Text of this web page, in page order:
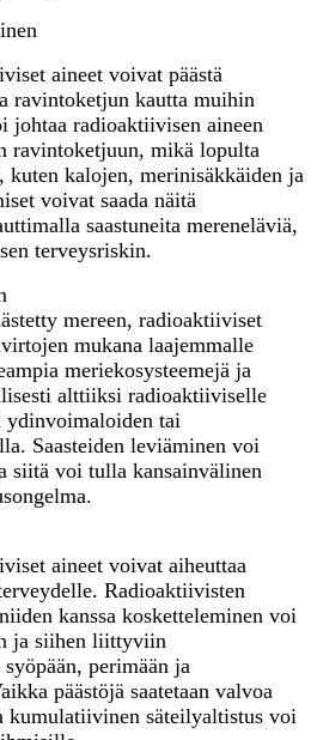
aineet voivat päästä
ravintoketjun kautta muihin
johtaa radioaktiivisen aineen
ravintoketjuun, mikä lopulta
kuten kalojen, merinisäkkäiden ja
voivat saada näitä
saastuneita mereneläviä,
terveysriskin.
mereen, radioaktiiviset
mukana laajemmalle
meriekosysteemejä ja
alttiiksi radioaktiiviselle
ydinvoimaloiden tai
Saasteiden leviäminen voi
siitä voi tulla kansainvälinen
aineet voivat aiheuttaa
Radioaktiivisten
kanssa kosketteleminen voi
ja siihen liittyviin
perimään ja
päästöjä saatetaan valvoa
kumulatiivinen säteilyaltistus voi